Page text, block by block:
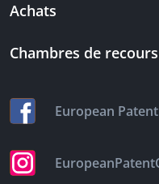
Achats
Chambres de recours
European